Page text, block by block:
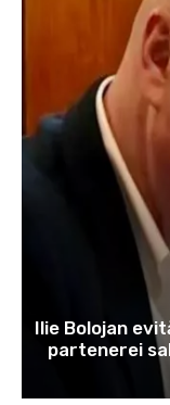
Ilie Bolojan
partenerei